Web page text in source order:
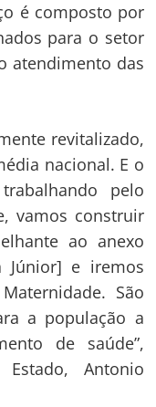
é composto por
para o setor
atendimento das
revitalizado,
nacional. E o
pelo
vamos construir
ao anexo
Júnior] e iremos
São
a população a
de saúde”,
Antonio